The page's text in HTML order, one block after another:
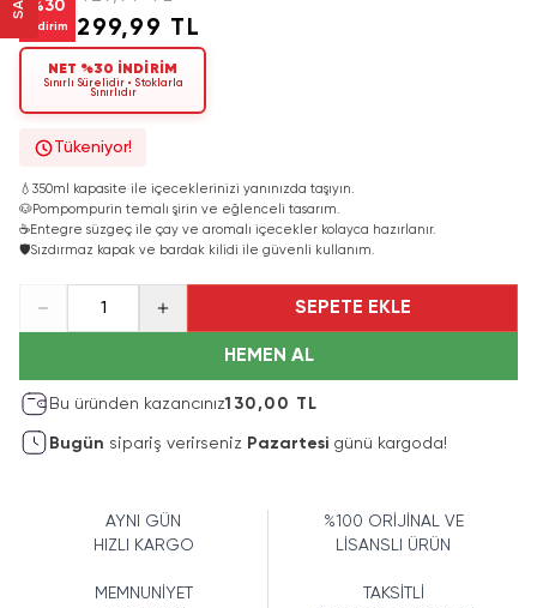
%30
İndirim 299,99 TL
NET %30 İNDİRİM
Sınırlı Sürelidir • Stoklarla
Sınırlıdır
Tükeniyor!
💧 350ml kapasite ile içeceklerinizi yanınızda taşıyın.
🐶Pompompurin temalı şirin ve eğlenceli tasarım.
☕Entegre süzgeç ile çay ve aromalı içecekler kolayca hazırlanır.
🛡️Sızdırmaz kapak ve bardak kilidi ile güvenli kullanım.
1 SEPETE EKLE
HEMEN AL
Bu üründen kazancınız130,00 TL
Bugün sipariş verirseniz Pazartesi günü kargoda!
AYNI GÜN
HIZLI KARGO
%100 ORİJİNAL VE
LİSANSLI ÜRÜN
MEMNUNİYET
TAKSİTLİ